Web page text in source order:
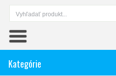
Kategórie